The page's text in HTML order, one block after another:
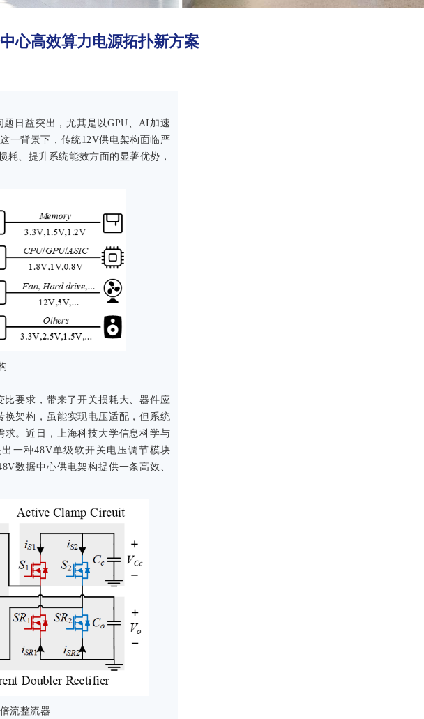
心高效算力电源拓扑新方案
日益突出，尤其是以GPU、AI加速
一背景下，传统12V供电架构面临严
、提升系统能效方面的显著优势，
要求，带来了开关损耗大、器件应
架构，虽能实现电压适配，但系统
。近日，上海科技大学信息科学与
一种48V单级软开关电压调节模块
数据中心供电架构提供一条高效、
流整流器